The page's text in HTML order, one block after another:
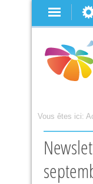
Vous êtes ici:
Newsletter n°10 de